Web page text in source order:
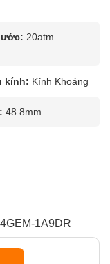
20atm
kính: Kính Khoáng
48.8mm
1A9DR